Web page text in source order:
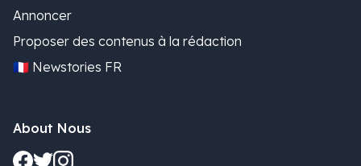
Annoncer
Proposer des contenus à la rédaction
🇫🇷 Newstories FR
About Nous